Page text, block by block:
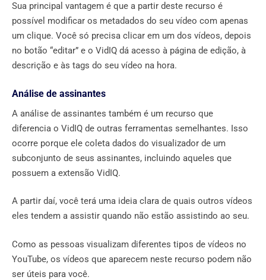
Sua principal vantagem é que a partir deste recurso é
possível modificar os metadados do seu vídeo com apenas
um clique. Você só precisa clicar em um dos vídeos, depois
no botão “editar” e o VidIQ dá acesso à página de edição, à
descrição e às tags do seu vídeo na hora.
Análise de assinantes
A análise de assinantes também é um recurso que
diferencia o VidIQ de outras ferramentas semelhantes. Isso
ocorre porque ele coleta dados do visualizador de um
subconjunto de seus assinantes, incluindo aqueles que
possuem a extensão VidIQ.
A partir daí, você terá uma ideia clara de quais outros vídeos
eles tendem a assistir quando não estão assistindo ao seu.
Como as pessoas visualizam diferentes tipos de vídeos no
YouTube, os vídeos que aparecem neste recurso podem não
ser úteis para você.